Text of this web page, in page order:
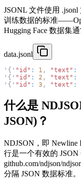
JSONL 文件使用
训练数据的标准
Hugging Face 数据集
data.jsonl
' { ' "id" : 1 , "text" :
' { ' "id" : 2 , "text" :
' { ' "id" : 3 , "text" :
什么是
JSON)？
NDJSON，即 Newline
行是一个有效的
github.com/ndjson/
分隔 JSON 数据标准。